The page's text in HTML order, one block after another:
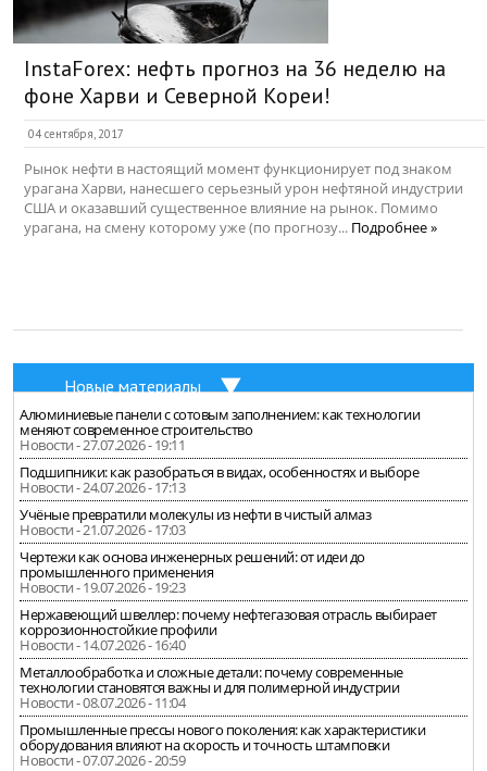
InstaForex: нефть прогноз на 36 неделю на
фоне Харви и Северной Кореи!
04 сентября, 2017
Рынок нефти в настоящий момент функционирует под знаком
урагана Харви, нанесшего серьезный урон нефтяной индустрии
США и оказавший существенное влияние на рынок. Помимо
урагана, на смену которому уже (по прогнозу... Подробнее »
Новые материалы
Алюминиевые панели с сотовым заполнением: как технологии
меняют современное строительство
Новости - 27.07.2026 - 19:11
Подшипники: как разобраться в видах, особенностях и выборе
Новости - 24.07.2026 - 17:13
Учёные превратили молекулы из нефти в чистый алмаз
Новости - 21.07.2026 - 17:03
Чертежи как основа инженерных решений: от идеи до
промышленного применения
Новости - 19.07.2026 - 19:23
Нержавеющий швеллер: почему нефтегазовая отрасль выбирает
коррозионностойкие профили
Новости - 14.07.2026 - 16:40
Металлообработка и сложные детали: почему современные
технологии становятся важны и для полимерной индустрии
Новости - 08.07.2026 - 11:04
Промышленные прессы нового поколения: как характеристики
оборудования влияют на скорость и точность штамповки
Новости - 07.07.2026 - 20:59